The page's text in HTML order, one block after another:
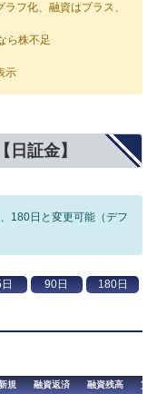
フ化、融資はプラス、
ら株不足
示
証金】
180日と変更可能（デフ
規 融資返済 融資残高
貸